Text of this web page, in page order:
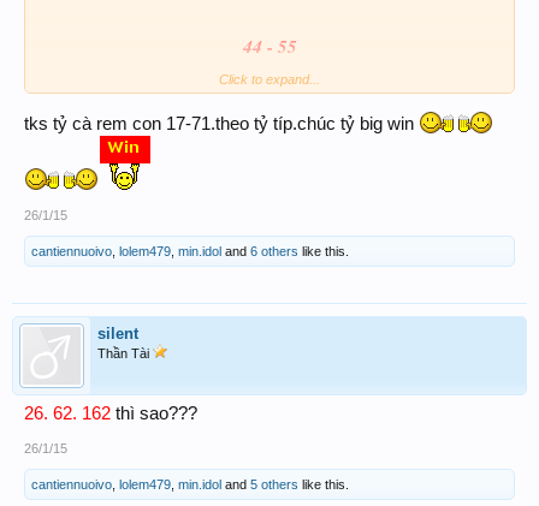
44 - 55
Click to expand...
tks tỷ cà rem con 17-71.theo tỷ típ.chúc tỷ big win
26/1/15
cantiennuoivo lolem479 min.idol and 6 others like this.
silent
Thần Tài
26. 62. 162 thì sao???
26/1/15
cantiennuoivo lolem479 min.idol and 5 others like this.